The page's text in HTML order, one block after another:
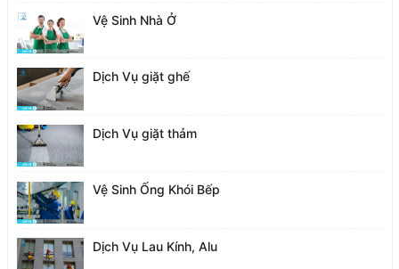
Vệ Sinh Nhà Ở
Dịch Vụ giặt ghế
Dịch Vụ giặt thảm
Vệ Sinh Ống Khói Bếp
Dịch Vụ Lau Kính, Alu